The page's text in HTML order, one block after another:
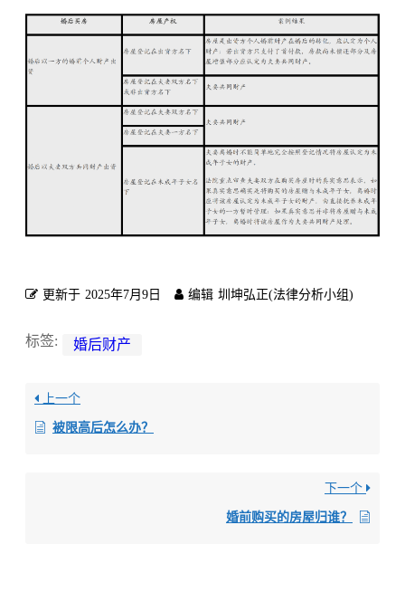
更新于 2025年7月9日 编辑 圳坤弘正(法律分析小组)
标签: 婚后财产
上一个
被限高后怎么办？
下一个
婚前购买的房屋归谁？